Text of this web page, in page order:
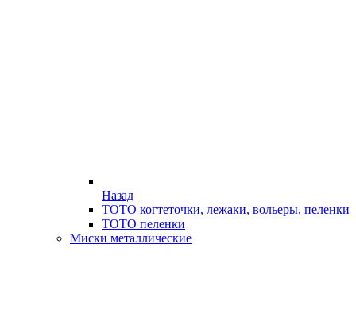
Назад
ТОТО когтеточки, лежаки, вольеры, пеленки
ТОТО пеленки
Миски металлические